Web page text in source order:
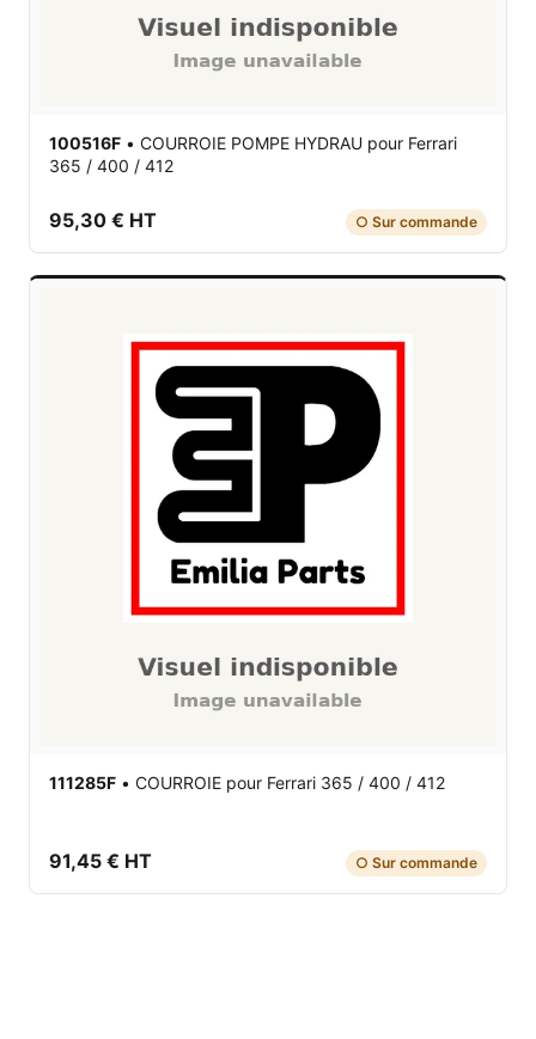
100516F • COURROIE POMPE HYDRAU pour Ferrari
365 / 400 / 412
95,30 € HT ○ Sur commande
111285F • COURROIE pour Ferrari 365 / 400 / 412
91,45 € HT ○ Sur commande